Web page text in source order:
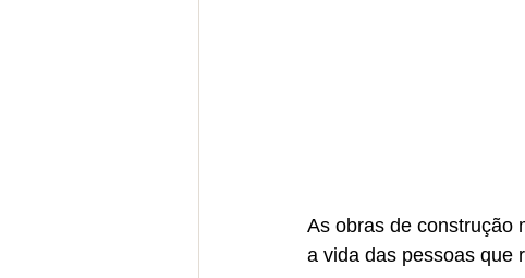
As obras de construção
a vida das pessoas que